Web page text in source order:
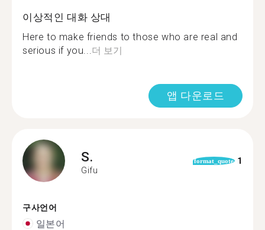
이상적인 대화 상대
Here to make friends to those who are real and
serious if you...더 보기
앱 다운로드
S.
Gifu
format_quote 1
구사언어
일본어